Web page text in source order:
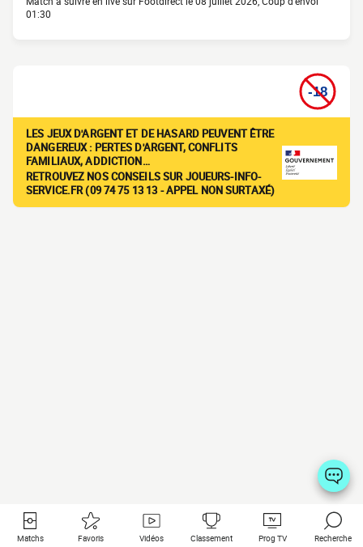
01:30
LES JEUX D'ARGENT ET DE HASARD PEUVENT ÊTRE
DANGEREUX : PERTES D'ARGENT, CONFLITS
FAMILIAUX, ADDICTION…
RETROUVEZ NOS CONSEILS SUR JOUEURS-INFO-
SERVICE.FR (09 74 75 13 13 - APPEL NON SURTAXÉ)
Matchs Favoris Vidéos Classement Prog TV Recherche